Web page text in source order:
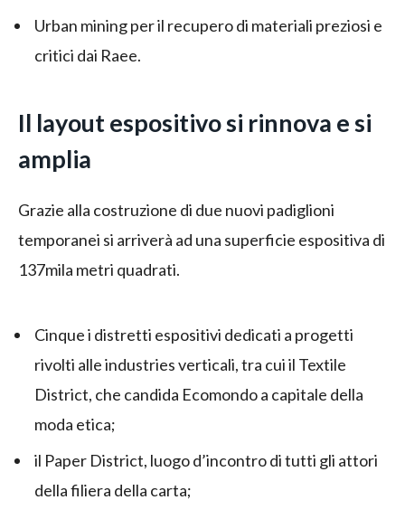
Urban mining per il recupero di materiali preziosi e
critici dai Raee.
Il layout espositivo si rinnova e si
amplia
Grazie alla costruzione di due nuovi padiglioni
temporanei si arriverà ad una superficie espositiva di
137mila metri quadrati.
Cinque i distretti espositivi dedicati a progetti
rivolti alle industries verticali, tra cui il Textile
District, che candida Ecomondo a capitale della
moda etica;
il Paper District, luogo d’incontro di tutti gli attori
della filiera della carta;